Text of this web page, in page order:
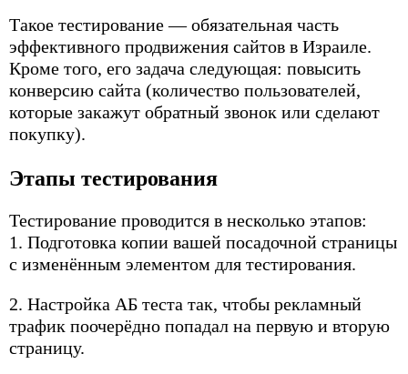
Такое тестирование — обязательная часть
эффективного продвижения сайтов в Израиле.
Кроме того, его задача следующая: повысить
конверсию сайта (количество пользователей,
которые закажут обратный звонок или сделают
покупку).
Этапы тестирования
Тестирование проводится в несколько этапов:
1. Подготовка копии вашей посадочной страницы
с изменённым элементом для тестирования.
2. Настройка АБ теста так, чтобы рекламный
трафик поочерёдно попадал на первую и вторую
страницу.